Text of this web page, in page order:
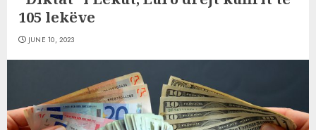
105 lekëve
JUNE 10, 2023